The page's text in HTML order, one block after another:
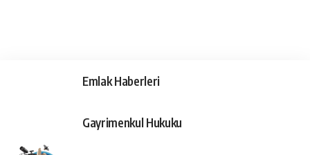
Emlak Haberleri
Gayrimenkul Hukuku